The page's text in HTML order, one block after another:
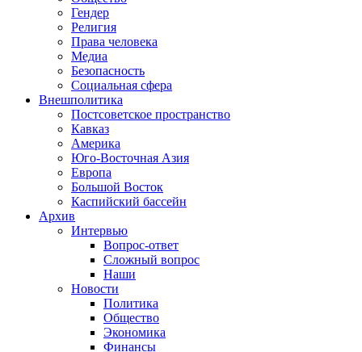
Гендер
Религия
Права человека
Медиа
Безопасность
Социальная сфера
Внешполитика
Постсоветское пространство
Кавказ
Америка
Юго-Восточная Азия
Европа
Большой Восток
Каспийский бассейн
Архив
Интервью
Вопрос-ответ
Сложный вопрос
Наши
Новости
Политика
Общество
Экономика
Финансы